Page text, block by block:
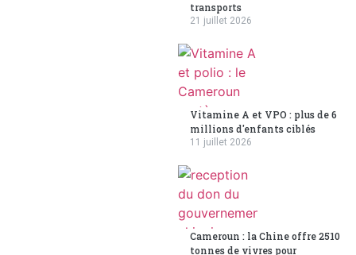
transports
21 juillet 2026
Vitamine A et VPO : plus de 6
millions d'enfants ciblés
11 juillet 2026
Cameroun : la Chine offre 2510
tonnes de vivres pour